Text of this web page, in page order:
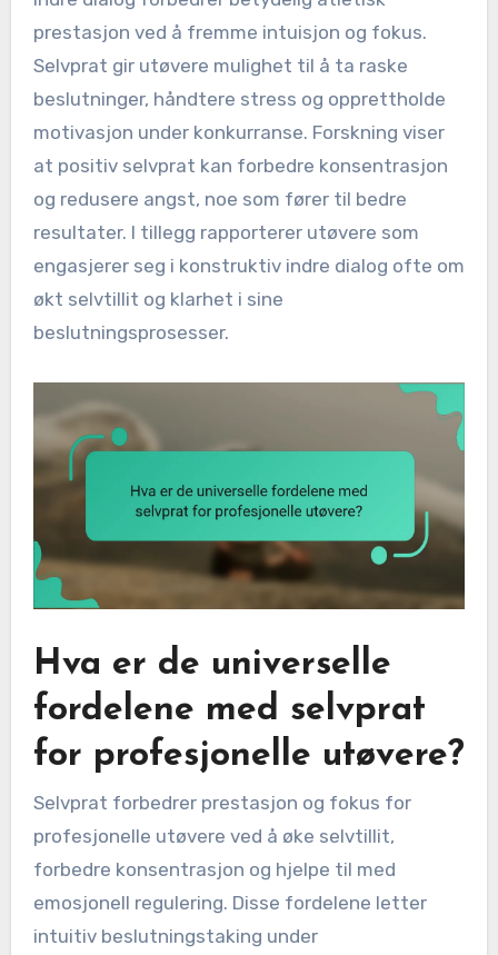
prestasjon ved å fremme intuisjon og fokus.
Selvprat gir utøvere mulighet til å ta raske
beslutninger, håndtere stress og opprettholde
motivasjon under konkurranse. Forskning viser
at positiv selvprat kan forbedre konsentrasjon
og redusere angst, noe som fører til bedre
resultater. I tillegg rapporterer utøvere som
engasjerer seg i konstruktiv indre dialog ofte om
økt selvtillit og klarhet i sine
beslutningsprosesser.
Hva er de universelle
fordelene med selvprat
for profesjonelle utøvere?
Selvprat forbedrer prestasjon og fokus for
profesjonelle utøvere ved å øke selvtillit,
forbedre konsentrasjon og hjelpe til med
emosjonell regulering. Disse fordelene letter
intuitiv beslutningstaking under